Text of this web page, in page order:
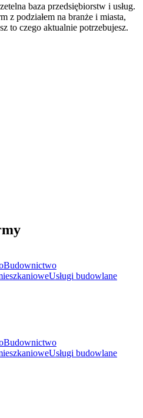
baza przedsiębiorstw i usług.
z podziałem na branże i miasta,
to czego aktualnie potrzebujesz.
Budownictwo
Usługi budowlane
Budownictwo
Usługi budowlane